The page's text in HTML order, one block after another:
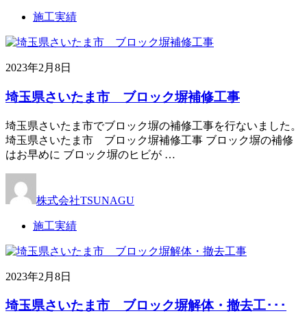
施工実績
2023年2月8日
埼玉県さいたま市 ブロック塀補修工事
埼玉県さいたま市でブロック塀の補修工事を行ないました。
埼玉県さいたま市 ブロック塀補修工事 ブロック塀の補修
はお早めに ブロック塀のヒビが …
株式会社TSUNAGU
施工実績
2023年2月8日
埼玉県さいたま市 ブロック塀解体・撤去工･･･